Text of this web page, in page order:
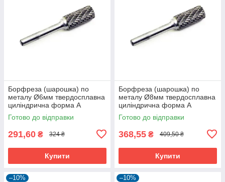
Борфреза (шарошка) по
металу Ø6мм твердосплавна
циліндрична форма А
Готово до відправки
291,60 ₴ 324 ₴
Купити
Борфреза (шарошка) по
металу Ø8мм твердосплавна
циліндрична форма А
Готово до відправки
368,55 ₴ 409,50 ₴
Купити
–10% –10%